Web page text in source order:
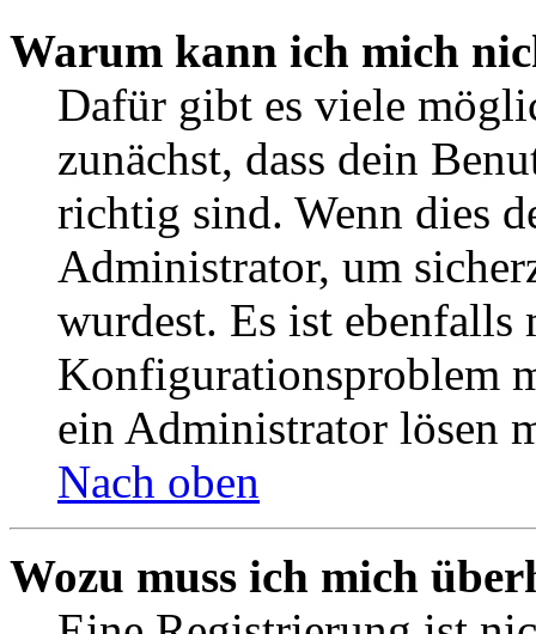
Warum kann ich mich
Dafür gibt es viele
zunächst, dass dein
richtig sind. Wenn dies
Administrator, um
wurdest. Es ist ebenfalls
Konfigurationsproblem
ein Administrator lösen
Nach oben
Wozu muss ich mich